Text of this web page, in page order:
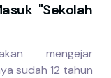
"Sekolah
mengejar
sudah 12 tahun